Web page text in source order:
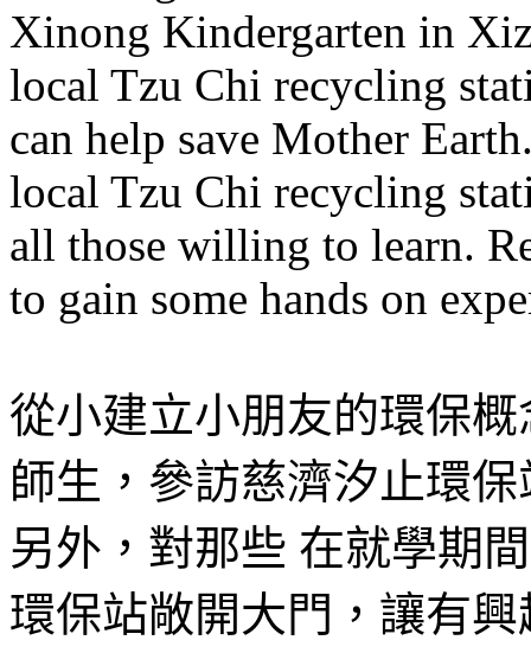
Xinong Kindergarten in
local Tzu Chi recycling
can help save Mother
local Tzu Chi recycling
all those willing to learn.
to gain some hands on
從小建立小朋友的環保
師生，參訪慈濟汐止環
另外，對那些 在就學期
環保站敞開大門，讓有